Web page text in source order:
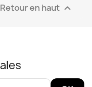
Retour en haut 